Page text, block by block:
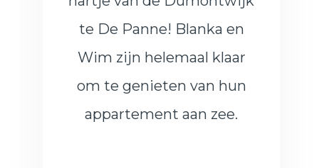
te De Panne! Blanka en
Wim zijn helemaal klaar
om te genieten van hun
appartement aan zee.